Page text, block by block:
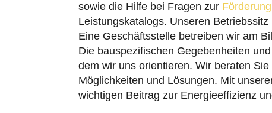
sowie die Hilfe bei Fragen zur Förderung
Leistungskatalogs. Unseren
Eine Geschäftsstelle betreiben wir am
Die bauspezifischen Gegebenheiten
dem wir uns orientieren. Wir beraten
Möglichkeiten und Lösungen. Mit
wichtigen Beitrag zur Energieeffizienz